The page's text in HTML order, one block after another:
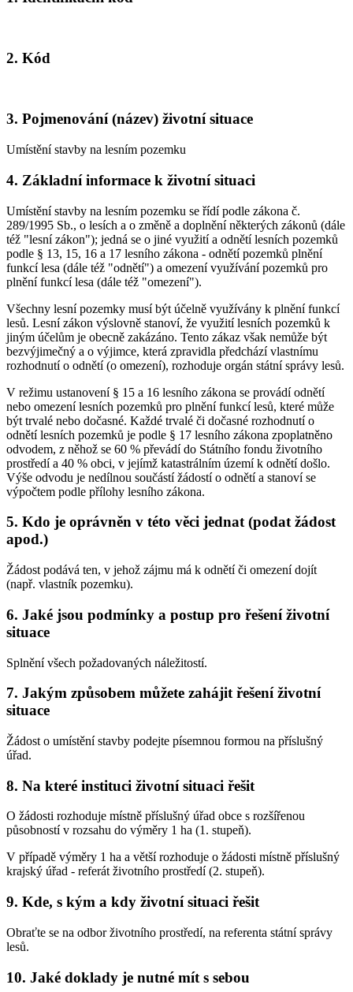
2. Kód
3. Pojmenování (název) životní situace
Umístění stavby na lesním pozemku
4. Základní informace k životní situaci
Umístění stavby na lesním pozemku se řídí podle zákona č.
289/1995 Sb., o lesích a o změně a doplnění některých zákonů (dále
též "lesní zákon"); jedná se o jiné využití a odnětí lesních pozemků
podle § 13, 15, 16 a 17 lesního zákona - odnětí pozemků plnění
funkcí lesa (dále též "odnětí") a omezení využívání pozemků pro
plnění funkcí lesa (dále též "omezení").
Všechny lesní pozemky musí být účelně využívány k plnění funkcí
lesů. Lesní zákon výslovně stanoví, že využití lesních pozemků k
jiným účelům je obecně zakázáno. Tento zákaz však nemůže být
bezvýjimečný a o výjimce, která zpravidla předchází vlastnímu
rozhodnutí o odnětí (o omezení), rozhoduje orgán státní správy lesů.
V režimu ustanovení § 15 a 16 lesního zákona se provádí odnětí
nebo omezení lesních pozemků pro plnění funkcí lesů, které může
být trvalé nebo dočasné. Každé trvalé či dočasné rozhodnutí o
odnětí lesních pozemků je podle § 17 lesního zákona zpoplatněno
odvodem, z něhož se 60 % převádí do Státního fondu životního
prostředí a 40 % obci, v jejímž katastrálním území k odnětí došlo.
Výše odvodu je nedílnou součástí žádostí o odnětí a stanoví se
výpočtem podle přílohy lesního zákona.
5. Kdo je oprávněn v této věci jednat (podat žádost
apod.)
Žádost podává ten, v jehož zájmu má k odnětí či omezení dojít
(např. vlastník pozemku).
6. Jaké jsou podmínky a postup pro řešení životní
situace
Splnění všech požadovaných náležitostí.
7. Jakým způsobem můžete zahájit řešení životní
situace
Žádost o umístění stavby podejte písemnou formou na příslušný
úřad.
8. Na které instituci životní situaci řešit
O žádosti rozhoduje místně příslušný úřad obce s rozšířenou
působností v rozsahu do výměry 1 ha (1. stupeň).
V případě výměry 1 ha a větší rozhoduje o žádosti místně příslušný
krajský úřad - referát životního prostředí (2. stupeň).
9. Kde, s kým a kdy životní situaci řešit
Obraťte se na odbor životního prostředí, na referenta státní správy
lesů.
10. Jaké doklady je nutné mít s sebou